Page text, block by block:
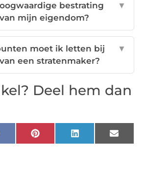
bestrating
mijn eigendom?
▼
moet ik letten bij
een stratenmaker?
▼
Deel hem dan
PinterestLinkedIn Email